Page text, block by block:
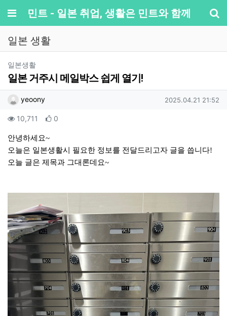
메뉴민트 - 일본 취업, 생활은 민트와 함께
일본 생활
일본생활분류
일본 거주시 메일박스 쉽게 열기!
작성자 정보
yeoony작성 작성일
2025.04.21 21:52
컨텐츠 정보
10,711 조회 0
본문
안녕하세요~
오늘은 일본생활시 필요한 정보를 전달드리고자 글을 씁니다!
오늘 글은 제목과 그대론데요~